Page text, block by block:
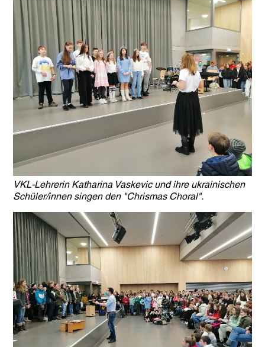
VKL-Lehrerin Katharina Vaskevic und ihre ukrainischen
Schüler/innen singen den "Chrismas Choral".